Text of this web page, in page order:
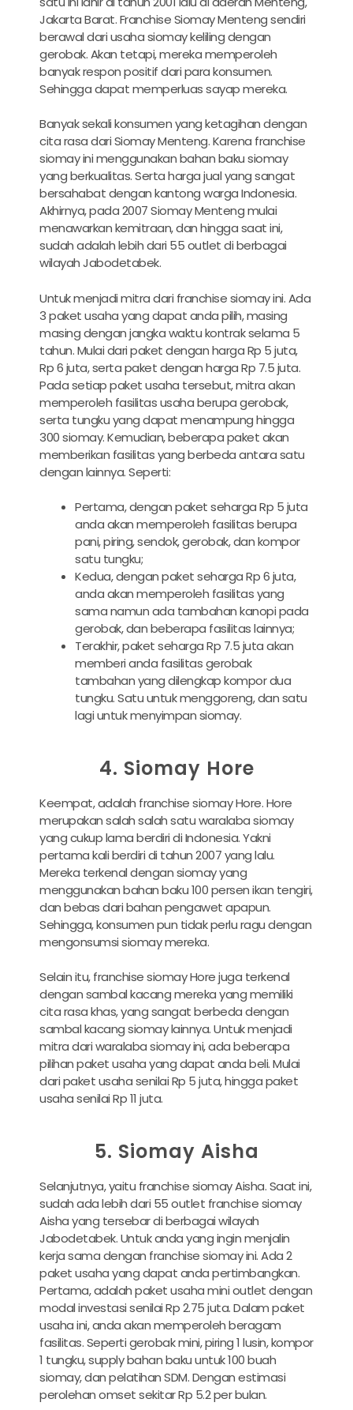
Jakarta Barat. Franchise Siomay Menteng sendiri
berawal dari usaha siomay keliling dengan
gerobak. Akan tetapi, mereka memperoleh
banyak respon positif dari para konsumen.
Sehingga dapat memperluas sayap mereka.
Banyak sekali konsumen yang ketagihan dengan
cita rasa dari Siomay Menteng. Karena franchise
siomay ini menggunakan bahan baku siomay
yang berkualitas. Serta harga jual yang sangat
bersahabat dengan kantong warga Indonesia.
Akhirnya, pada 2007 Siomay Menteng mulai
menawarkan kemitraan, dan hingga saat ini,
sudah adalah lebih dari 55 outlet di berbagai
wilayah Jabodetabek.
Untuk menjadi mitra dari franchise siomay ini. Ada
3 paket usaha yang dapat anda pilih, masing
masing dengan jangka waktu kontrak selama 5
tahun. Mulai dari paket dengan harga Rp 5 juta,
Rp 6 juta, serta paket dengan harga Rp 7.5 juta.
Pada setiap paket usaha tersebut, mitra akan
memperoleh fasilitas usaha berupa gerobak,
serta tungku yang dapat menampung hingga
300 siomay. Kemudian, beberapa paket akan
memberikan fasilitas yang berbeda antara satu
dengan lainnya. Seperti:
Pertama, dengan paket seharga Rp 5 juta
anda akan memperoleh fasilitas berupa
pani, piring, sendok, gerobak, dan kompor
satu tungku;
Kedua, dengan paket seharga Rp 6 juta,
anda akan memperoleh fasilitas yang
sama namun ada tambahan kanopi pada
gerobak, dan beberapa fasilitas lainnya;
Terakhir, paket seharga Rp 7.5 juta akan
memberi anda fasilitas gerobak
tambahan yang dilengkap kompor dua
tungku. Satu untuk menggoreng, dan satu
lagi untuk menyimpan siomay.
4. Siomay Hore
Keempat, adalah franchise siomay Hore. Hore
merupakan salah salah satu waralaba siomay
yang cukup lama berdiri di Indonesia. Yakni
pertama kali berdiri di tahun 2007 yang lalu.
Mereka terkenal dengan siomay yang
menggunakan bahan baku 100 persen ikan tengiri,
dan bebas dari bahan pengawet apapun.
Sehingga, konsumen pun tidak perlu ragu dengan
mengonsumsi siomay mereka.
Selain itu, franchise siomay Hore juga terkenal
dengan sambal kacang mereka yang memiliki
cita rasa khas, yang sangat berbeda dengan
sambal kacang siomay lainnya. Untuk menjadi
mitra dari waralaba siomay ini, ada beberapa
pilihan paket usaha yang dapat anda beli. Mulai
dari paket usaha senilai Rp 5 juta, hingga paket
usaha senilai Rp 11 juta.
5. Siomay Aisha
Selanjutnya, yaitu franchise siomay Aisha. Saat ini,
sudah ada lebih dari 55 outlet franchise siomay
Aisha yang tersebar di berbagai wilayah
Jabodetabek. Untuk anda yang ingin menjalin
kerja sama dengan franchise siomay ini. Ada 2
paket usaha yang dapat anda pertimbangkan.
Pertama, adalah paket usaha mini outlet dengan
modal investasi senilai Rp 2.75 juta. Dalam paket
usaha ini, anda akan memperoleh beragam
fasilitas. Seperti gerobak mini, piring 1 lusin, kompor
1 tungku, supply bahan baku untuk 100 buah
siomay, dan pelatihan SDM. Dengan estimasi
perolehan omset sekitar Rp 5.2 per bulan.